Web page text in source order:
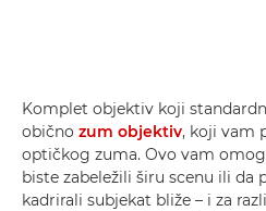
Komplet objektiv koji
obično zum objektiv, koji vam
optičkog zuma. Ovo vam
biste zabeležili širu scenu ili da
kadrirali subjekat bliže – i za